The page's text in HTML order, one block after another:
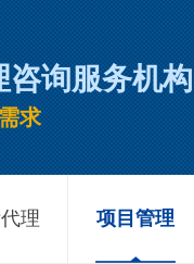
咨询服务机构
求
理 项目管理